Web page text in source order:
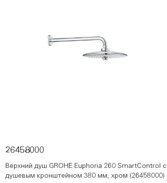
26458000
Верхний душ GROHE Euphoria 260 SmartControl с
душевым кронштейном 380 мм, хром (26458000)